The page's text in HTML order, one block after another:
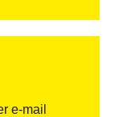
e-mail